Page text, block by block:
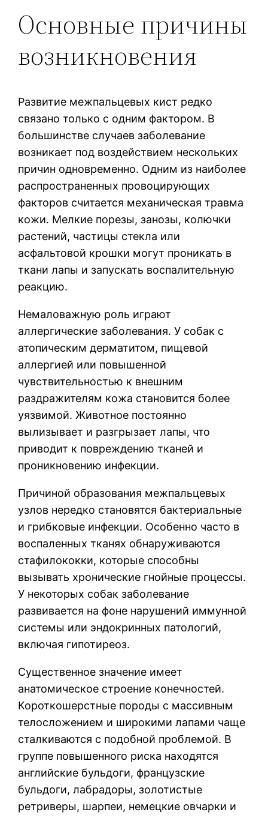
Основные причины
возникновения
Развитие межпальцевых кист редко
связано только с одним фактором. В
большинстве случаев заболевание
возникает под воздействием нескольких
причин одновременно. Одним из наиболее
распространенных провоцирующих
факторов считается механическая травма
кожи. Мелкие порезы, занозы, колючки
растений, частицы стекла или
асфальтовой крошки могут проникать в
ткани лапы и запускать воспалительную
реакцию.
Немаловажную роль играют
аллергические заболевания. У собак с
атопическим дерматитом, пищевой
аллергией или повышенной
чувствительностью к внешним
раздражителям кожа становится более
уязвимой. Животное постоянно
вылизывает и разгрызает лапы, что
приводит к повреждению тканей и
проникновению инфекции.
Причиной образования межпальцевых
узлов нередко становятся бактериальные
и грибковые инфекции. Особенно часто в
воспаленных тканях обнаруживаются
стафилококки, которые способны
вызывать хронические гнойные процессы.
У некоторых собак заболевание
развивается на фоне нарушений иммунной
системы или эндокринных патологий,
включая гипотиреоз.
Существенное значение имеет
анатомическое строение конечностей.
Короткошерстные породы с массивным
телосложением и широкими лапами чаще
сталкиваются с подобной проблемой. В
группе повышенного риска находятся
английские бульдоги, французские
бульдоги, лабрадоры, золотистые
ретриверы, шарпеи, немецкие овчарки и